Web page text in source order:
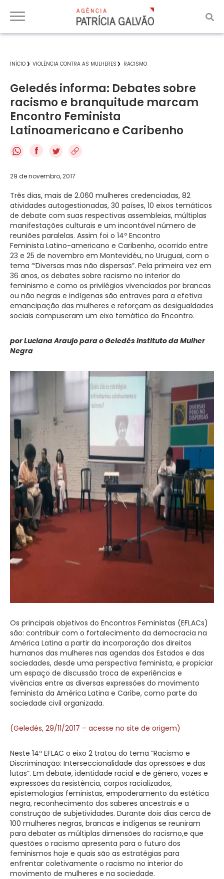
INÍCIO VIOLÊNCIA CONTRA AS MULHERES RACISMO
Geledés informa: Debates sobre
racismo e branquitude marcam
Encontro Feminista
Latinoamericano e Caribenho
f
29 de novembro, 2017
Três dias, mais de 2.060 mulheres credenciadas, 82
atividades autogestionadas, 30 países, 10 eixos temáticos
de debate com suas respectivas assembleias, múltiplas
manifestações culturais e um incontável número de
reuniões paralelas. Assim foi o 14º Encontro
Feminista Latino-americano e Caribenho, ocorrido entre
23 e 25 de novembro em Montevidéu, no Uruguai, com o
tema “‘Diversas mas não dispersas”. Pela primeira vez em
36 anos, os debates sobre racismo no interior do
feminismo e como os privilégios vivenciados por brancas
ou não negras e indígenas são entraves para a efetiva
emancipação das mulheres e reforçam as desigualdades
sociais compuseram um eixo temático do Encontro.
por Luciana Araujo para o Geledés Instituto da Mulher
Negra
Os principais objetivos do Encontros Feministas (EFLACs)
são: contribuir com o fortalecimento da democracia na
América Latina a partir da incorporação dos direitos
humanos das mulheres nas agendas dos Estados e das
sociedades, desde uma perspectiva feminista, e propiciar
um espaço de discussão troca de experiências e
vivências entre as diversas expressões do movimento
feminista da América Latina e Caribe, como parte da
sociedade civil organizada.
(Geledés, 29/11/2017 – acesse no site de origem)
Neste 14º EFLAC o eixo 2 tratou do tema “Racismo e
Discriminação: Interseccionalidade das opressões e das
lutas”. Em debate, identidade racial e de gênero, vozes e
expressões da resistência, corpos racializados,
epistemologias feministas, empoderamento da estética
negra, reconhecimento dos saberes ancestrais e a
construção de subjetividades. Durante dois dias cerca de
100 mulheres negras, brancas e indígenas se reuniram
para debater as múltiplas dimensões do racismo,e que
questões o racismo apresenta para o futuro dos
feminismos hoje e quais são as estratégias para
enfrentar coletivamente o racismo no interior do
movimento de mulheres e na sociedade.